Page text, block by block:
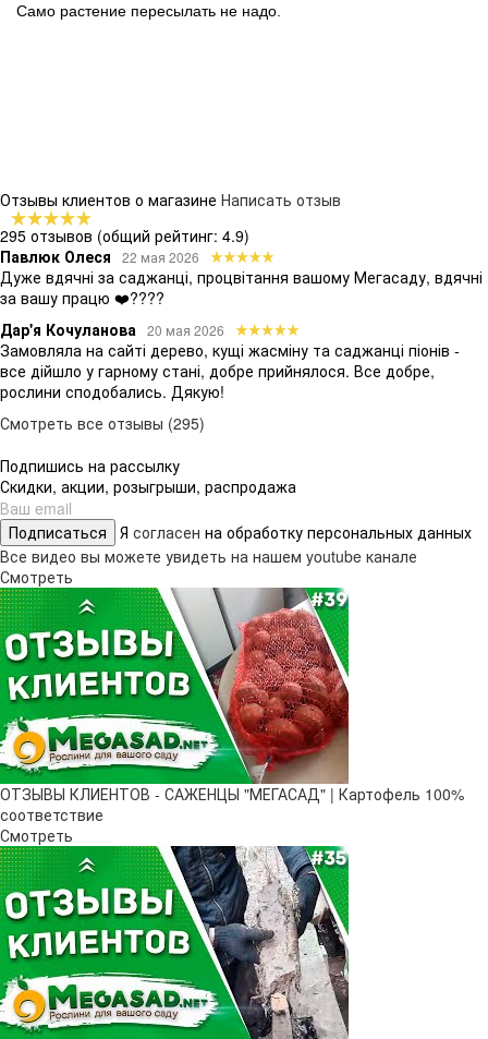
Само растение пересылать не надо.
Отзывы клиентов о магазине Написать отзыв
295 отзывов (общий рейтинг: 4.9)
Павлюк Олеся
22 мая 2026
Дуже вдячні за саджанці, процвітання вашому Мегасаду, вдячні
за вашу працю ❤️????
Дар'я Кочуланова
20 мая 2026
Замовляла на сайті дерево, кущі жасміну та саджанці піонів -
все дійшло у гарному стані, добре прийнялося. Все добре,
рослини сподобались. Дякую!
Смотреть все отзывы (295)
Подпишись на рассылку
Скидки, акции, розыгрыши, распродажа
Подписаться Я согласен на обработку персональных данных
Все видео вы можете увидеть на нашем youtube канале
Смотреть
ОТЗЫВЫ КЛИЕНТОВ - САЖЕНЦЫ "МЕГАСАД" | Картофель 100%
соответствие
Смотреть